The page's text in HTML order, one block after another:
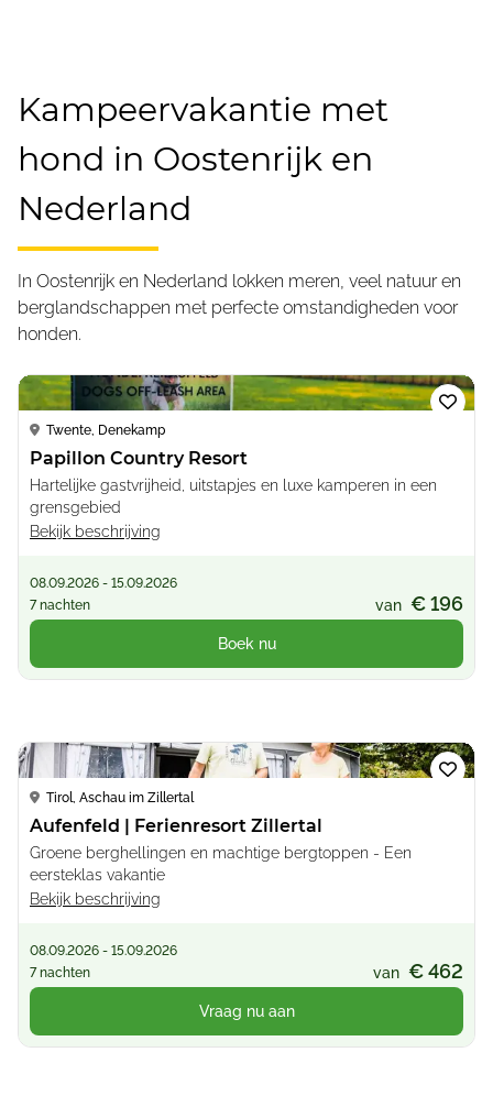
Kampeervakantie met
hond in Oostenrijk en
Nederland
In Oostenrijk en Nederland lokken meren, veel natuur en
berglandschappen met perfecte omstandigheden voor
honden.
Loading...
Twente, Denekamp
Papillon Country Resort
Hartelijke gastvrijheid, uitstapjes en luxe kamperen in een
grensgebied
Bekijk beschrijving
08.09.2026 - 15.09.2026
7 nachten
van € 196
Boek nu
Loading...
Tirol, Aschau im Zillertal
Aufenfeld | Ferienresort Zillertal
Groene berghellingen en machtige bergtoppen - Een
eersteklas vakantie
Bekijk beschrijving
08.09.2026 - 15.09.2026
7 nachten
van € 462
Vraag nu aan